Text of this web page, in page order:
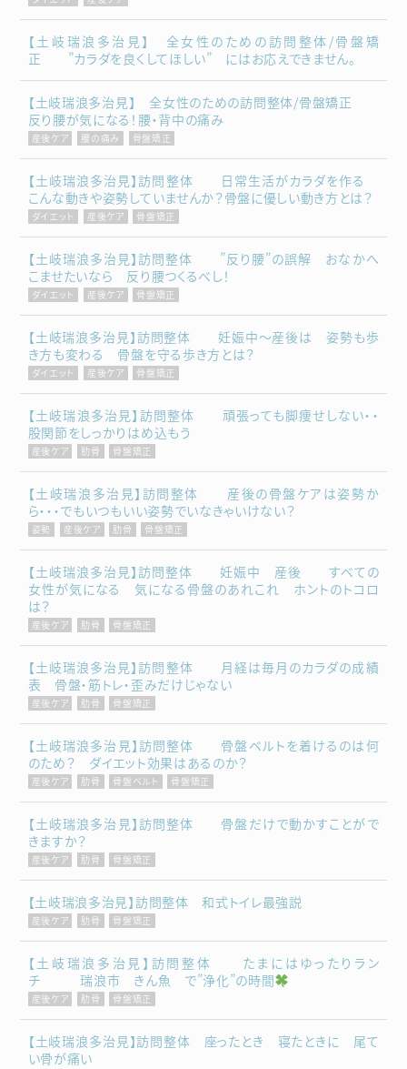
【土岐瑞浪多治見】 全女性のための訪問整体/骨盤矯
正 ”カラダを良くしてほしい” にはお応えできません。
【土岐瑞浪多治見】 全女性のための訪問整体/骨盤矯正
反り腰が気になる！腰・背中の痛み
産後ケア 腰の痛み 骨盤矯正
【土岐瑞浪多治見】訪問整体 日常生活がカラダを作る
こんな動きや姿勢していませんか？骨盤に優しい動き方とは？
ダイエット 産後ケア 骨盤矯正
【土岐瑞浪多治見】訪問整体 ”反り腰”の誤解 おなかへ
こませたいなら 反り腰つくるべし！
ダイエット 産後ケア 骨盤矯正
【土岐瑞浪多治見】訪問整体 妊娠中～産後は 姿勢も歩
き方も変わる 骨盤を守る歩き方とは？
ダイエット 産後ケア 骨盤矯正
【土岐瑞浪多治見】訪問整体 頑張っても脚痩せしない・・
股関節をしっかりはめ込もう
産後ケア 肋骨 骨盤矯正
【土岐瑞浪多治見】訪問整体 産後の骨盤ケアは姿勢か
ら・・・でもいつもいい姿勢でいなきゃいけない？
姿勢 産後ケア 肋骨 骨盤矯正
【土岐瑞浪多治見】訪問整体 妊娠中 産後 すべての
女性が気になる 気になる骨盤のあれこれ ホントのトコロ
は？
産後ケア 肋骨 骨盤矯正
【土岐瑞浪多治見】訪問整体 月経は毎月のカラダの成績
表 骨盤・筋トレ・歪みだけじゃない
産後ケア 肋骨 骨盤矯正
【土岐瑞浪多治見】訪問整体 骨盤ベルトを着けるのは何
のため？ ダイエット効果はあるのか？
産後ケア 肋骨 骨盤ベルト 骨盤矯正
【土岐瑞浪多治見】訪問整体 骨盤だけで動かすことがで
きますか？
産後ケア 肋骨 骨盤矯正
【土岐瑞浪多治見】訪問整体 和式トイレ最強説
産後ケア 肋骨 骨盤矯正
【土岐瑞浪多治見】訪問整体 たまにはゆったりラン
チ 瑞浪市 きん魚 で”浄化”の時間
産後ケア 肋骨 骨盤矯正
【土岐瑞浪多治見】訪問整体 座ったとき 寝たときに 尾て
い骨が痛い